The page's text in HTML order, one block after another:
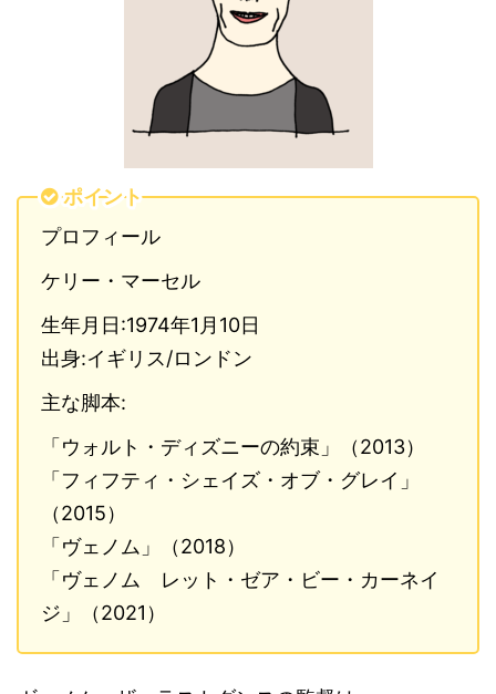
ポイント
プロフィール
ケリー・マーセル
生年月日:1974年1月10日
出身:イギリス/ロンドン
主な脚本:
「ウォルト・ディズニーの約束」（2013）
「フィフティ・シェイズ・オブ・グレイ」
（2015）
「ヴェノム」（2018）
「ヴェノム レット・ゼア・ビー・カーネイ
ジ」（2021）